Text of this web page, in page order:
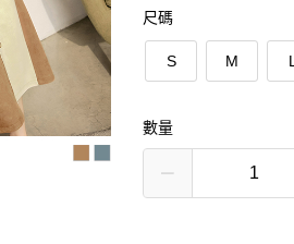
尺碼
S M L
數量